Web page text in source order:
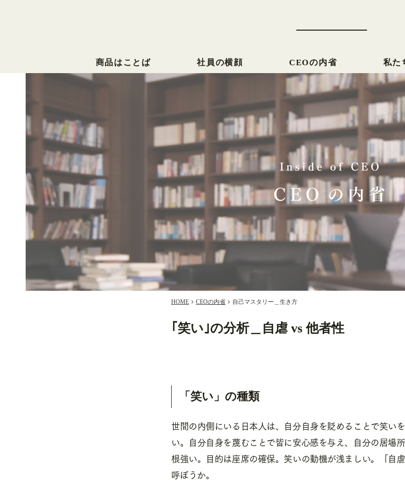
商品はことば 社員の横顔 CEOの内省 私た
HOME CEOの内省 自己マスタリー＿生き方
｢笑い｣の分析＿自虐 vs 他者性
「笑い」の種類
世間の内側にいる日本人は、自分自身を貶めることで笑い
い。自分自身を蔑むことで皆に安心感を与え、自分の居場
根強い。目的は座席の確保。笑いの動機が浅ましい。「自
呼ぼうか。